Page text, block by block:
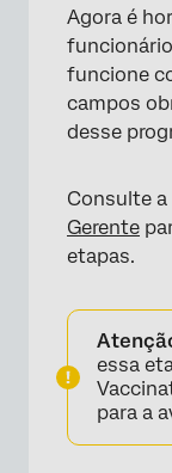
Agora é
funcione
campos
desse
Consulte a
Gerente
etapas.
essa
para a